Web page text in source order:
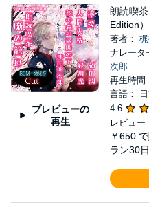
プレビューの
再生
朗読喫
Edition）
著者：
ナレータ
次郎
再生時間
言語：
4.6
レビュー
￥650
ラン30